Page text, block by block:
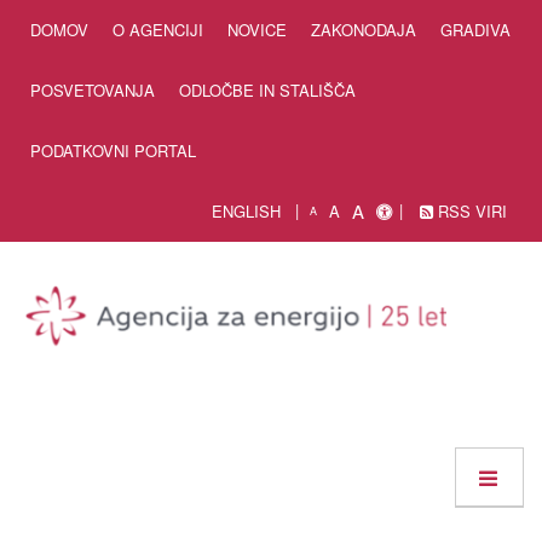
DOMOV O AGENCIJI NOVICE ZAKONODAJA GRADIVA
POSVETOVANJA ODLOČBE IN STALIŠČA
PODATKOVNI PORTAL
ENGLISH A A A RSS VIRI